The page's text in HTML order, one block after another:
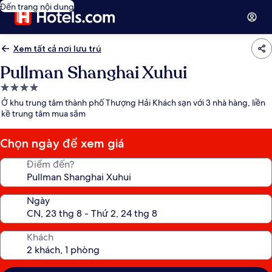
Đến trang nội dung
Xem tất cả nơi lưu trú
Pullman Shanghai Xuhui
Nơi
lưu
trú
4.0
sao
Ở khu trung tâm thành phố Thượng Hải Khách sạn với 3 nhà hàng, liền
kề trung tâm mua sắm
Chọn ngày để xem giá
Điểm đến?
Ngày
Khách